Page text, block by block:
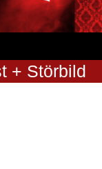
+ Störbild